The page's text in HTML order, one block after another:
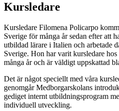
Kursledare
Kursledare Filomena Policarpo
Sverige för många år sedan efter att
utbildad lärare i Italien och arbetade
Sverige. Hon har varit kursledare
många år och är väldigt uppskattad
Det är något speciellt med våra
genomgår Medborgarskolans
gediget internt utbildningsprogram
individuell utveckling.